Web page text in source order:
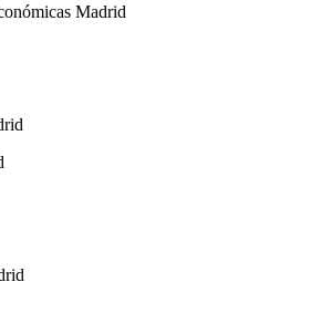
Madrid